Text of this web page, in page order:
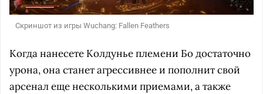
Скриншот из игры Wuchang: Fallen Feathers
Когда нанесете Колдунье племени Бо достаточно
урона, она станет агрессивнее и пополнит свой
арсенал еще несколькими приемами, а также